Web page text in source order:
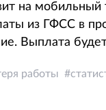
на мобильный
из ГФСС в
Выплата
работы